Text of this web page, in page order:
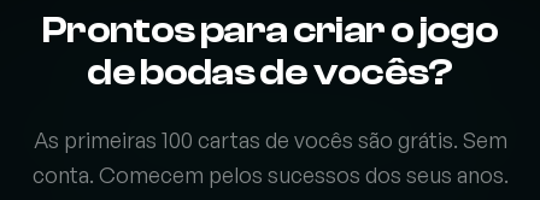
Prontos para criar o jogo
de bodas de vocês?
As primeiras 100 cartas de vocês são grátis. Sem
conta. Comecem pelos sucessos dos seus anos.